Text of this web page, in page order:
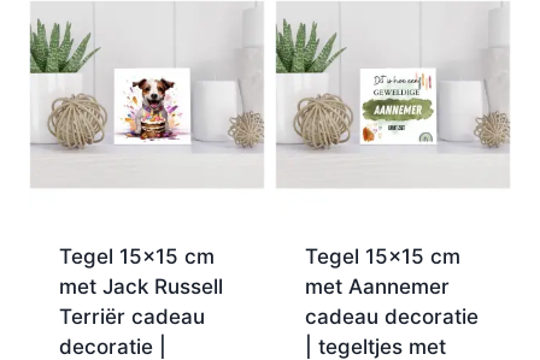
Tegel 15×15 cm
met Jack Russell
Terriër cadeau
decoratie |
Tegel 15×15 cm
met Aannemer
cadeau decoratie
| tegeltjes met